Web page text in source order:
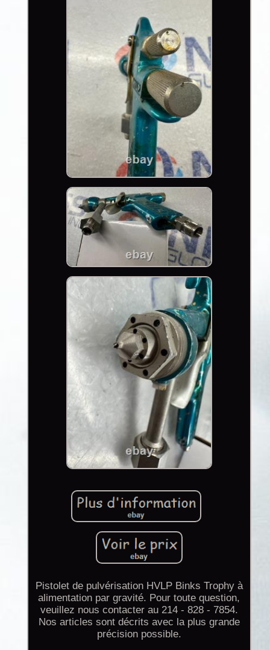
Pistolet de pulvérisation HVLP Binks Trophy à
alimentation par gravité. Pour toute question,
veuillez nous contacter au 214 - 828 - 7854.
Nos articles sont décrits avec la plus grande
précision possible.